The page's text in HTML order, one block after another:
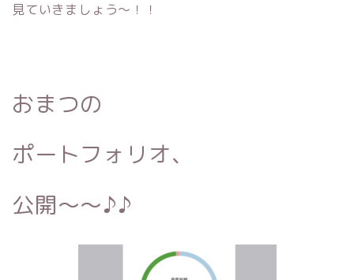
見ていきましょう〜！！
おまつの
ポートフォリオ、
公開〜〜♪♪